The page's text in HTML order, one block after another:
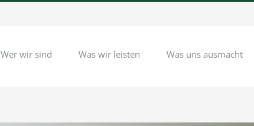
Wer wir sind Was wir leisten Was uns ausmacht